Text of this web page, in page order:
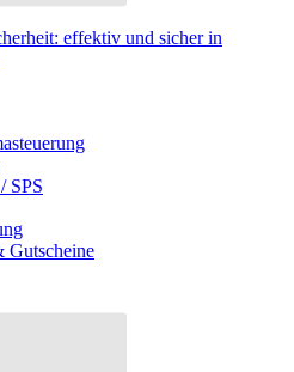
effektiv und sicher in
SPS
Gutscheine